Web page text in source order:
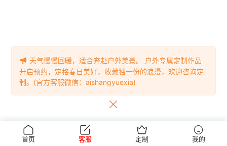
首页 客服 定制 我的
天气慢慢回暖，适合奔赴户外美景。 户外专属定制作品
开启预约，定格春日美好，收藏独一份的浪漫，欢迎咨询定
制。(官方客服微信：aishangyuexia)